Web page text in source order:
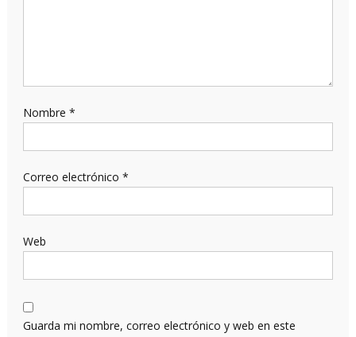
Nombre *
Correo electrónico *
Web
Guarda mi nombre, correo electrónico y web en este